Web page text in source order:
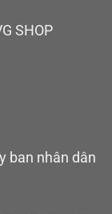
SHOP
ban nhân dân